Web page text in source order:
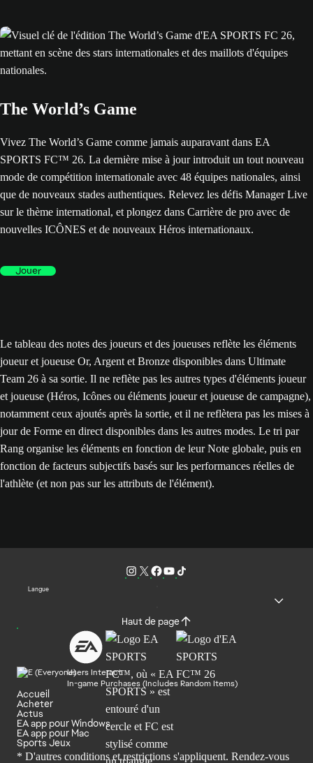
The World’s Game
Vivez The World’s Game comme jamais auparavant dans EA
SPORTS FC™ 26. La dernière mise à jour introduit un tout nouveau
mode de compétition internationale avec 48 équipes nationales, ainsi
que de nouveaux stades authentiques. Relevez les défis Manager Live
sur le thème international, et plongez dans Carrière de pro avec de
nouvelles ICÔNES et de nouveaux Héros internationaux.
Jouer
Le tableau des notes des joueurs et des joueuses reflète les éléments
joueur et joueuse Or, Argent et Bronze disponibles dans Ultimate
Team 26 à sa sortie. Il ne reflète pas les autres types d'éléments joueur
et joueuse (Héros, Icônes ou éléments joueur et joueuse de campagne),
notamment ceux ajoutés après la sortie, et il ne reflètera pas les mises à
jour de Forme en direct disponibles dans les autres modes. Le tri par
Rang organise les éléments en fonction de leur Note globale, puis en
fonction de facteurs subjectifs basés sur les performances réelles de
l'athlète (et non pas sur les attributs de l'élément).
Langue
Haut de page
Users Interact
In-game Purchases (Includes Random Items)
Accueil
Acheter
Actus
EA app pour Windows
EA app pour Mac
Sports Jeux
* D'autres conditions et restrictions s'appliquent. Rendez-vous